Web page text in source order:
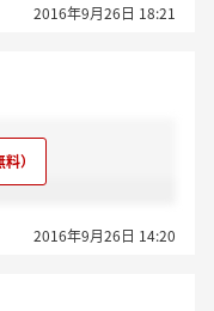
2016年9月26日 18:21
2016年9月26日 14:20